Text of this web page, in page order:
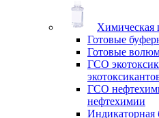
Химическая
Готовые
Готовые
ГСО
ГСО
нефтехимии
Индикаторная